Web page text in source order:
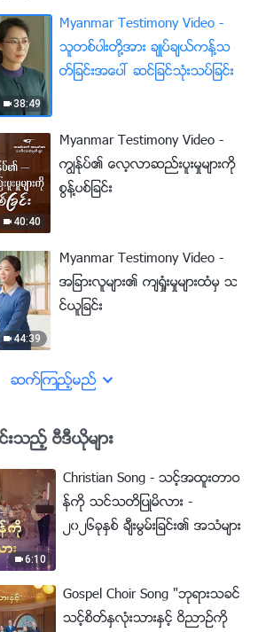
38:49
Myanmar Testimony Video -
သူတစ္ပါးတို႔အား ခ်ဳပ္ခ်ယ္ကန႔္သ
တ္ျခင္းအေပၚ ဆင္ျခင္သုံးသပ္ျခင္း
40:40
Myanmar Testimony Video -
ကြၽန္ုပ္၏ ေလ့လာဆည္းပူးမႈမ်ားကို
စြန႔္ပစ္ျခင္း
44:39
Myanmar Testimony Video -
အျခားလူမ်ား၏ က်ရႈံးမႈမ်ားထံမွ သ
င္ယူျခင္း
ဆက္ၾကည့္မည္
းသည့္ ဗီဒီယိုမ်ား
6:10
Christian Song - သင့္အထူးတာဝ
န္ကို သင္သတိျပဳမိလား -
၂၀၂၆ခုႏွစ္ ခ်ီးမြမ္းျခင္း၏ အသံမ်ား
Gospel Choir Song "ဘုရားသခင္
သင့္စိတ္ႏွလုံးသားႏွင့္ ဝိညာဥ္ကို